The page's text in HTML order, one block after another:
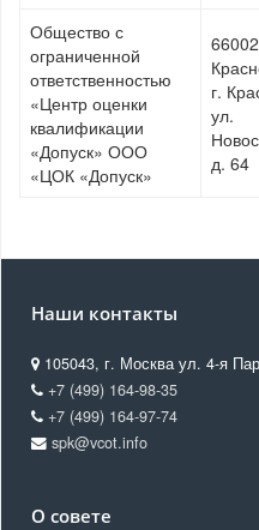
Общество с
ограниченной
ответственностью
«Центр оценки
квалификации
«Допуск» ООО
«ЦОК «Допуск»
г.
ул.
д. 64
Наши контакты
105043, г. Москва ул. 4-я
+7 (499) 164-98-35
+7 (499) 164-97-74
spk@vcot.info
О совете